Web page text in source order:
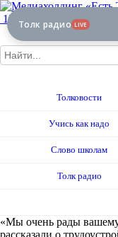
12+
Толковости
Учись как надо
Слово школам
Толк радио
«Мы очень рады
рассказали о
Толк радио LIVE